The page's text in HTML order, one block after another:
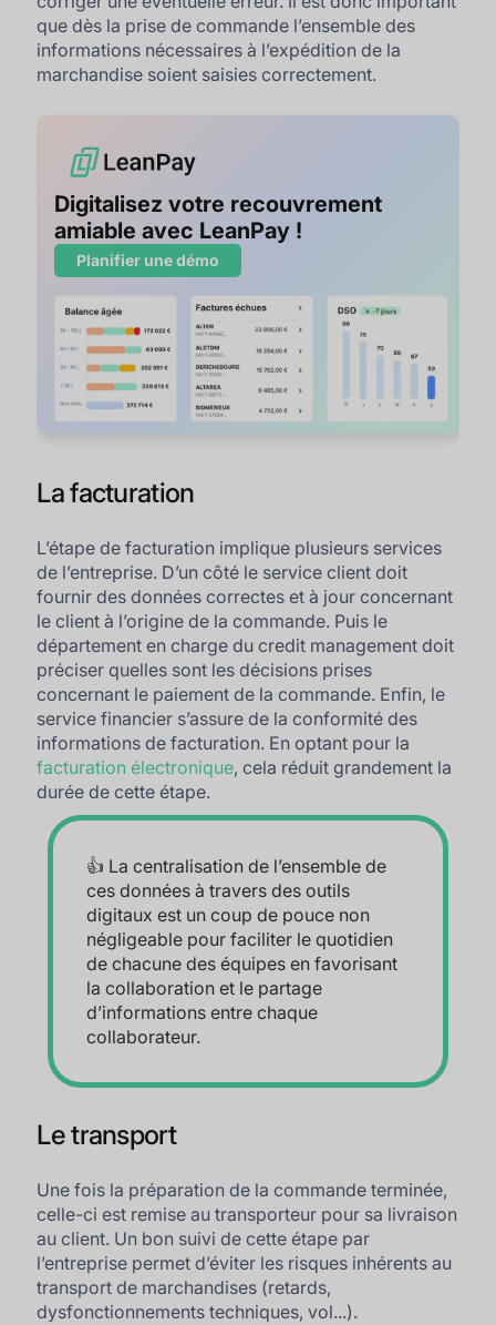
que dès la prise de commande l’ensemble des
informations nécessaires à l’expédition de la
marchandise soient saisies correctement.
Digitalisez votre recouvrement
amiable avec LeanPay !
Planifier une démo
La facturation
L’étape de facturation implique plusieurs services
de l’entreprise. D’un côté le service client doit
fournir des données correctes et à jour concernant
le client à l’origine de la commande. Puis le
département en charge du credit management doit
préciser quelles sont les décisions prises
concernant le paiement de la commande. Enfin, le
service financier s’assure de la conformité des
informations de facturation. En optant pour la
facturation électronique, cela réduit grandement la
durée de cette étape.
👍 La centralisation de l’ensemble de
ces données à travers des outils
digitaux est un coup de pouce non
négligeable pour faciliter le quotidien
de chacune des équipes en favorisant
la collaboration et le partage
d’informations entre chaque
collaborateur.
Le transport
Une fois la préparation de la commande terminée,
celle-ci est remise au transporteur pour sa livraison
au client. Un bon suivi de cette étape par
l’entreprise permet d’éviter les risques inhérents au
transport de marchandises (retards,
dysfonctionnements techniques, vol...).